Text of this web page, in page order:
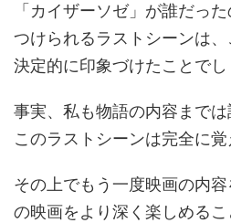
「カイザーソゼ」が誰だっ
つけられるラストシーンは
決定的に印象づけたことでし
事実、私も物語の内容まで
このラストシーンは完全に覚
その上でもう一度映画の内
の映画をより深く楽しめるこ